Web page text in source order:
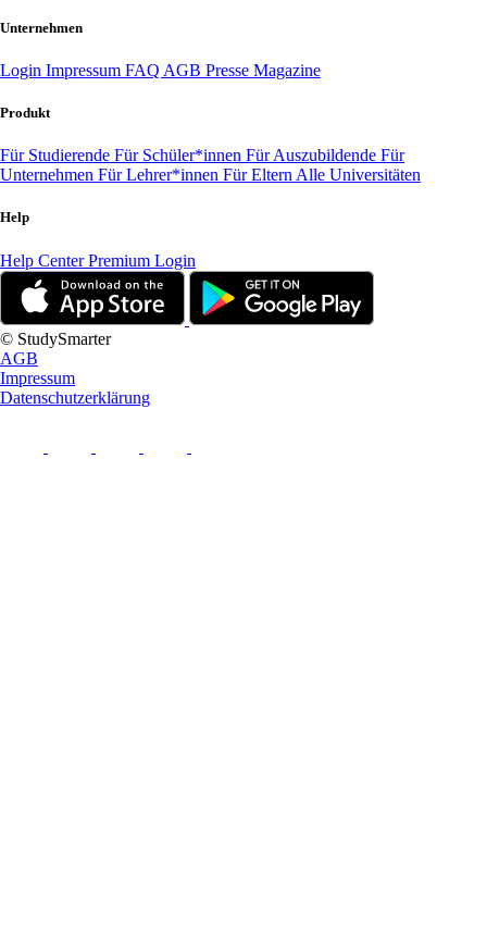
Unternehmen
Login Impressum FAQ AGB Presse Magazine
Produkt
Für Studierende Für Schüler*innen Für Auszubildende Für
Unternehmen Für Lehrer*innen Für Eltern Alle Universitäten
Help
Help CenterPremium Login
© StudySmarter
AGB
Impressum
Datenschutzerklärung